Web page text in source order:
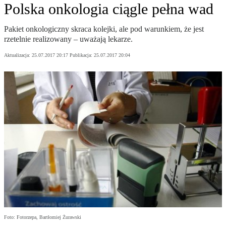
Polska onkologia ciągle pełna wad
Pakiet onkologiczny skraca kolejki, ale pod warunkiem, że jest
rzetelnie realizowany – uważają lekarze.
Aktualizacja: 25.07.2017 20:17 Publikacja: 25.07.2017 20:04
Foto: Fotorzepa, Bartłomiej Żurawski